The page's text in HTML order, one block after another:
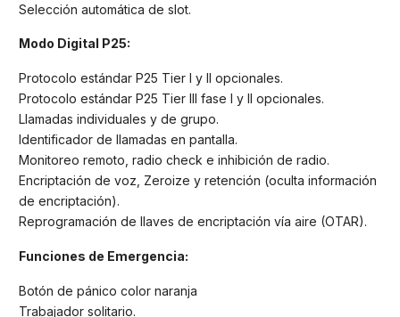
Selección automática de slot.
Modo Digital P25:
Protocolo estándar P25 Tier I y II opcionales.
Protocolo estándar P25 Tier III fase I y II opcionales.
Llamadas individuales y de grupo.
Identificador de llamadas en pantalla.
Monitoreo remoto, radio check e inhibición de radio.
Encriptación de voz, Zeroize y retención (oculta información
de encriptación).
Reprogramación de llaves de encriptación vía aire (OTAR).
Funciones de Emergencia:
Botón de pánico color naranja
Trabajador solitario.